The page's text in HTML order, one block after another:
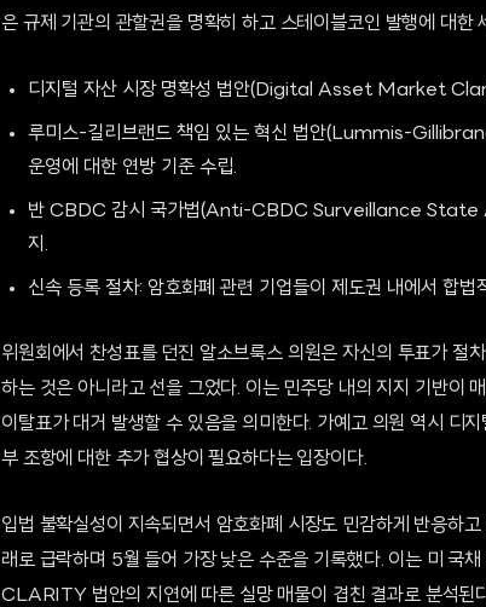
은 규제 기관의 관할권을 명확히 하고 스테이블코인 발행에 대한
디지털 자산 시장 명확성 법안(Digital Asset Market
루미스-길리브랜드 책임 있는 혁신 법안(Lummis-
운영에 대한 연방 기준 수립.
반 CBDC 감시 국가법(Anti-CBDC Surveillance State
지.
신속 등록 절차: 암호화폐 관련 기업들이 제도권 내에서 합
위원회에서 찬성표를 던진 알소브룩스 의원은 자신의 투표가 절
하는 것은 아니라고 선을 그었다. 이는 민주당 내의 지지 기반이
이탈표가 대거 발생할 수 있음을 의미한다. 가예고 의원 역시 디
부 조항에 대한 추가 협상이 필요하다는 입장이다.
입법 불확실성이 지속되면서 암호화폐 시장도 민감하게 반응
래로 급락하며 5월 들어 가장 낮은 수준을 기록했다. 이는 미 국
CLARITY 법안의 지연에 따른 실망 매물이 겹친 결과로 분석된